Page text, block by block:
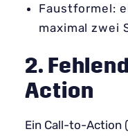
Faustformel:
maximal zwei
2.
Action
Ein Call-to-Action